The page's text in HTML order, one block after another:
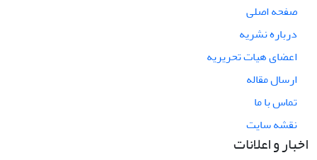
صفحه اصلی
درباره نشریه
اعضای هیات تحریریه
ارسال مقاله
تماس با ما
نقشه سایت
اخبار و اعلانات